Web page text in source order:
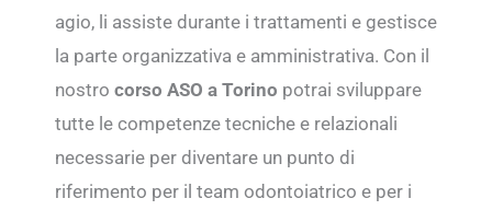
agio, li assiste durante i trattamenti e gestisce
la parte organizzativa e amministrativa. Con il
nostro corso ASO a Torino potrai sviluppare
tutte le competenze tecniche e relazionali
necessarie per diventare un punto di
riferimento per il team odontoiatrico e per i